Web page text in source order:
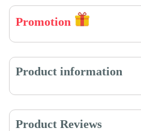
Promotion
Product information
Product Reviews